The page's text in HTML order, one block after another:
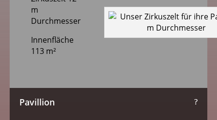
m
Durchmesser
Innenfläche
113 m²
Pavillion